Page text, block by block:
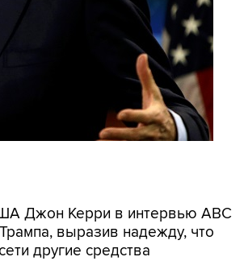
Джон Керри в интервью ABC
выразив надежду, что
другие средства